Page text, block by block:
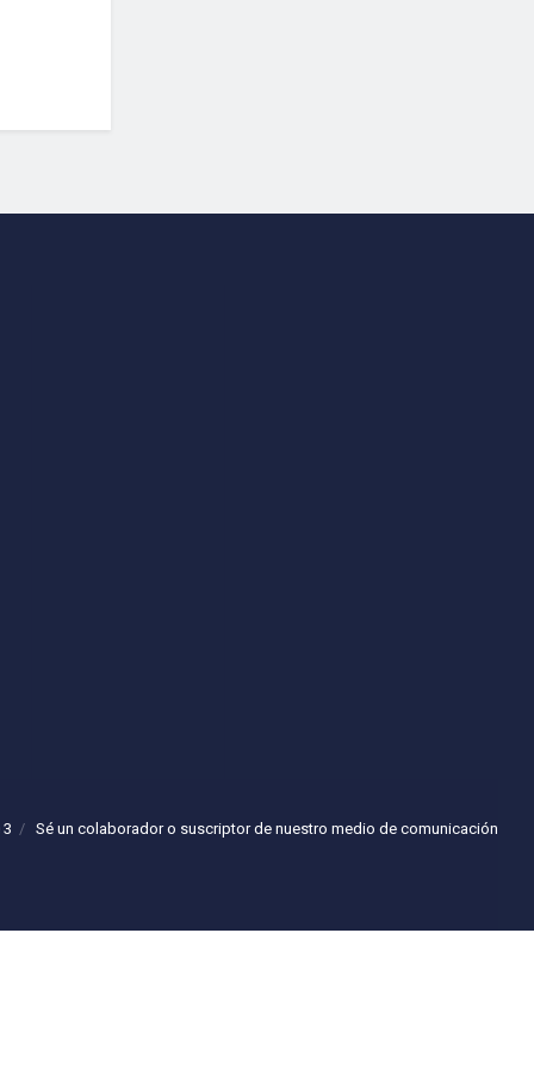
Sé un colaborador o suscriptor de nuestro medio de comunicación